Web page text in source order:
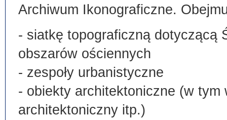
Archiwum Ikonograficzne.
- siatkę topograficzną dotyczącą
obszarów ościennych
- zespoły urbanistyczne
- obiekty architektoniczne (w
architektoniczny itp.)